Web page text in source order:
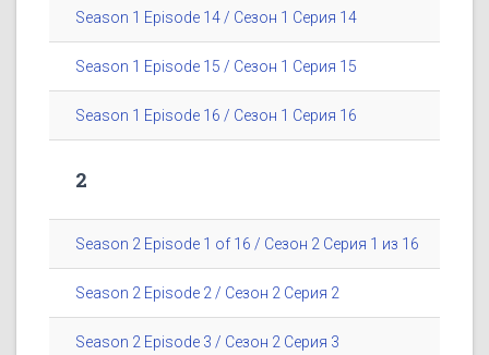
Season 1 Episode 14 / Сезон 1 Серия 14
Season 1 Episode 15 / Сезон 1 Серия 15
Season 1 Episode 16 / Сезон 1 Серия 16
2
Season 2 Episode 1 of 16 / Сезон 2 Серия 1 из 16
Season 2 Episode 2 / Сезон 2 Серия 2
Season 2 Episode 3 / Сезон 2 Серия 3